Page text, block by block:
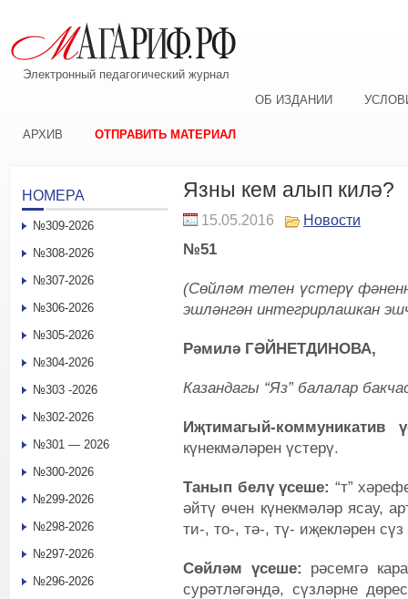
Электронный педагогический журнал
ОБ ИЗДАНИИ
АРХИВ ОТПРАВИТЬ МАТЕРИАЛ
Язны кем алып килә?
15.05.2016 Новости
№51
(Сөйләм телен үстерү
эшләнгән интегрирлашкан
Рәмилә ГӘЙНЕТДИНОВА,
Казандагы “Яз” балалар
Иҗтимагый-
күнекмәләрен үстерү.
Танып белү үсеше: “т”
әйтү өчен күнекмәләр ясау,
ти-, то-, тә-, тү- иҗекләрен
Сөйләм үсеше: рәсемгә
сурәтләгәндә, сүзләрне
НОМЕРА
№309-2026
№308-2026
№307-2026
№306-2026
№305-2026
№304-2026
№303 -2026
№302-2026
№301 — 2026
№300-2026
№299-2026
№298-2026
№297-2026
№296-2026